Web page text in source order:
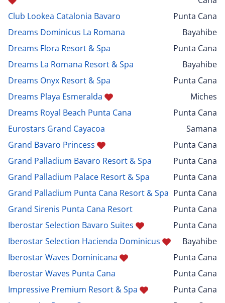
Club Lookea Catalonia Bavaro
Punta Cana
Dreams Dominicus La Romana
Bayahibe
Dreams Flora Resort & Spa
Punta Cana
Dreams La Romana Resort & Spa
Bayahibe
Dreams Onyx Resort & Spa
Punta Cana
Dreams Playa Esmeralda
Miches
Dreams Royal Beach Punta Cana
Punta Cana
Eurostars Grand Cayacoa
Samana
Grand Bavaro Princess
Punta Cana
Grand Palladium Bavaro Resort & Spa
Punta Cana
Grand Palladium Palace Resort & Spa
Punta Cana
Grand Palladium Punta Cana Resort & Spa Punta Cana
Grand Sirenis Punta Cana Resort
Punta Cana
Iberostar Selection Bavaro Suites
Punta Cana
Iberostar Selection Hacienda Dominicus
Bayahibe
Iberostar Waves Dominicana
Punta Cana
Iberostar Waves Punta Cana
Punta Cana
Impressive Premium Resort & Spa
Punta Cana